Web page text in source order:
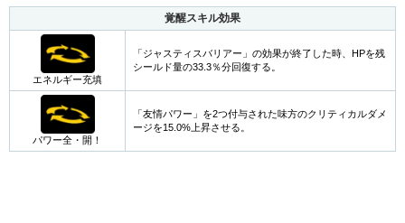
覚醒スキル効果
エネルギー充填
「ジャスティスバリアー」の効果が終了した時、HPを残
シールド量の33.3％分回復する。
パワー全・開！
「友情パワー」を2つ付与された味方のクリティカルダメ
ージを15.0%上昇させる。